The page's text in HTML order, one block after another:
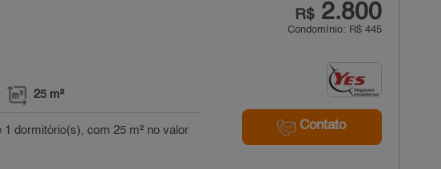
R$2.800
Condomínio: R$ 445
Contato
25 m²
dormitório(s), com 25 m² no valor